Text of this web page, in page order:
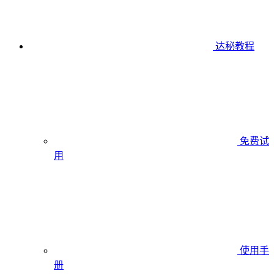
达秘教程
免费试
用
使用手
册